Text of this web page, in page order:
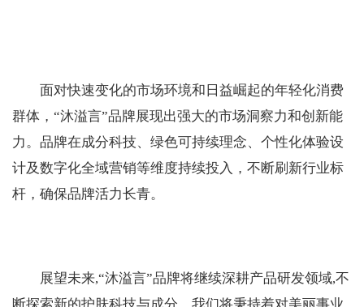
面对快速变化的市场环境和日益崛起的年轻化消费
群体，“沐溢言”品牌展现出强大的市场洞察力和创新能
力。品牌在成分科技、绿色可持续理念、个性化体验设
计及数字化全域营销等维度持续投入，不断刷新行业标
杆，确保品牌活力长青。
展望未来,“沐溢言”品牌将继续深耕产品研发领域,不